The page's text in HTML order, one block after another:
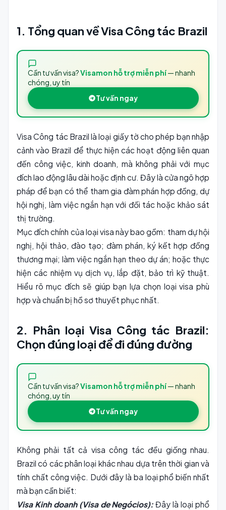
1. Tổng quan về Visa Công tác Brazil
Cần tư vấn visa?Visamon hỗ trợ miễn phí— nhanh
chóng, uy tín
Tư vấn ngay
Visa Công tác Brazil là loại giấy tờ cho phép bạn nhập
cảnh vào Brazil để thực hiện các hoạt động liên quan
đến công việc, kinh doanh, mà không phải với mục
đích lao động lâu dài hoặc định cư. Đây là cửa ngõ hợp
pháp để bạn có thể tham gia đàm phán hợp đồng, dự
hội nghị, làm việc ngắn hạn với đối tác hoặc khảo sát
thị trường.
Mục đích chính của loại visa này bao gồm: tham dự hội
nghị, hội thảo, đào tạo; đàm phán, ký kết hợp đồng
thương mại; làm việc ngắn hạn theo dự án; hoặc thực
hiện các nhiệm vụ dịch vụ, lắp đặt, bảo trì kỹ thuật.
Hiểu rõ mục đích sẽ giúp bạn lựa chọn loại visa phù
hợp và chuẩn bị hồ sơ thuyết phục nhất.
2. Phân loại Visa Công tác Brazil:
Chọn đúng loại để đi đúng đường
Cần tư vấn visa?Visamon hỗ trợ miễn phí— nhanh
chóng, uy tín
Tư vấn ngay
Không phải tất cả visa công tác đều giống nhau.
Brazil có các phân loại khác nhau dựa trên thời gian và
tính chất công việc. Dưới đây là ba loại phổ biến nhất
mà bạn cần biết:
Visa Kinh doanh (Visa de Negócios):Đây là loại phổ